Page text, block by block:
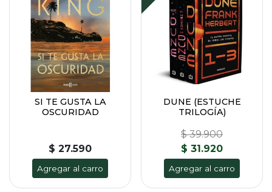
SI TE GUSTA LA
OSCURIDAD
$ 27.590
Agregar al carro
DUNE (ESTUCHE
TRILOGÍA)
$ 39.900
$ 31.920
Agregar al carro